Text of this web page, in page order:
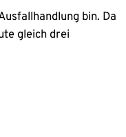
bin. Da
gleich drei